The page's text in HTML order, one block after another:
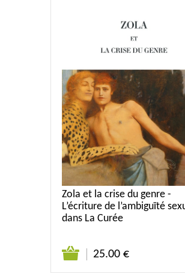
Zola et la crise du genre -
L’écriture de l’ambiguïté
dans La Curée
25.00 €